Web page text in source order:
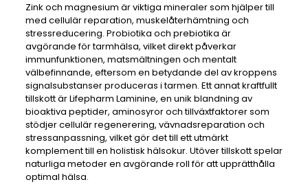
Zink och magnesium är viktiga mineraler som hjälper till
med cellulär reparation, muskelåterhämtning och
stressreducering. Probiotika och prebiotika är
avgörande för tarmhälsa, vilket direkt påverkar
immunfunktionen, matsmältningen och mentalt
välbefinnande, eftersom en betydande del av kroppens
signalsubstanser produceras i tarmen. Ett annat kraftfullt
tillskott är Lifepharm Laminine, en unik blandning av
bioaktiva peptider, aminosyror och tillväxtfaktorer som
stödjer cellulär regenerering, vävnadsreparation och
stressanpassning, vilket gör det till ett utmärkt
komplement till en holistisk hälsokur. Utöver tillskott spelar
naturliga metoder en avgörande roll för att upprätthålla
optimal hälsa.